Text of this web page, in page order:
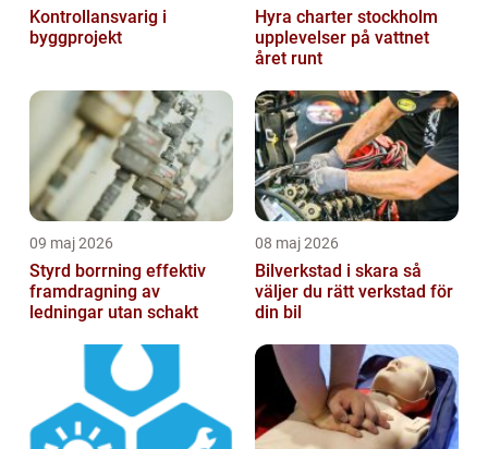
Kontrollansvarig i
byggprojekt
Hyra charter stockholm
upplevelser på vattnet
året runt
09 maj 2026
Styrd borrning effektiv
framdragning av
ledningar utan schakt
08 maj 2026
Bilverkstad i skara så
väljer du rätt verkstad för
din bil